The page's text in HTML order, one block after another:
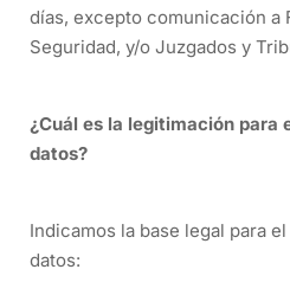
días, excepto comunicación a
Seguridad, y/o Juzgados y
¿Cuál es la legitimación para
datos?
Indicamos la base legal para
datos: